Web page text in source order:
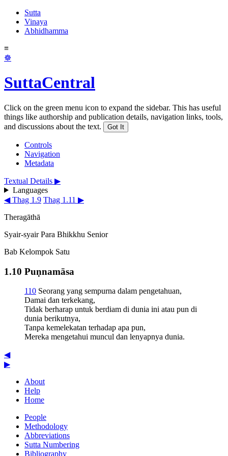
Sutta
Vinaya
Abhidhamma
≡
☸
SuttaCentral
Click on the green menu icon to expand the sidebar. This has useful
things like authorship and publication details, navigation links, tools,
and discussions about the text.
Got It
Controls
Navigation
Metadata
Textual Details ▶
Languages
◀ Thag 1.9 Thag 1.11 ▶
Theragāthā
Syair-syair Para Bhikkhu Senior
Bab Kelompok Satu
1.10 Puṇnamāsa
110 Seorang yang sempurna dalam pengetahuan,
Damai dan terkekang,
Tidak berharap untuk berdiam di dunia ini atau pun di
dunia berikutnya,
Tanpa kemelekatan terhadap apa pun,
Mereka mengetahui muncul dan lenyapnya dunia.
◀
▶
About
Help
Home
People
Methodology
Abbreviations
Sutta Numbering
Bibliography